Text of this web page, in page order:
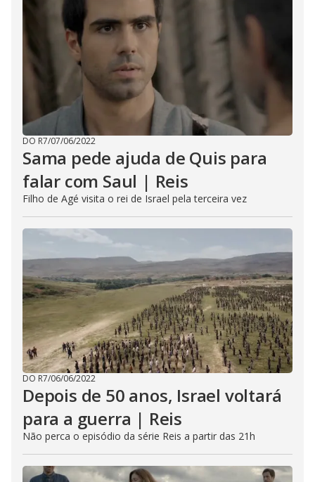
DO R7/07/06/2022
Sama pede ajuda de Quis para
falar com Saul | Reis
Filho de Agé visita o rei de Israel pela terceira vez
DO R7/06/06/2022
Depois de 50 anos, Israel voltará
para a guerra | Reis
Não perca o episódio da série Reis a partir das 21h